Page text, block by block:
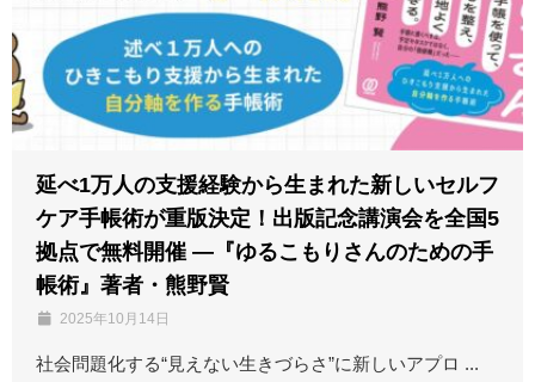
延べ1万人の支援経験から生まれた新しいセルフ
ケア手帳術が重版決定！出版記念講演会を全国5
拠点で無料開催 ―『ゆるこもりさんのための手
帳術』著者・熊野賢
2025年10月14日
社会問題化する“見えない生きづらさ”に新しいアプロ ...